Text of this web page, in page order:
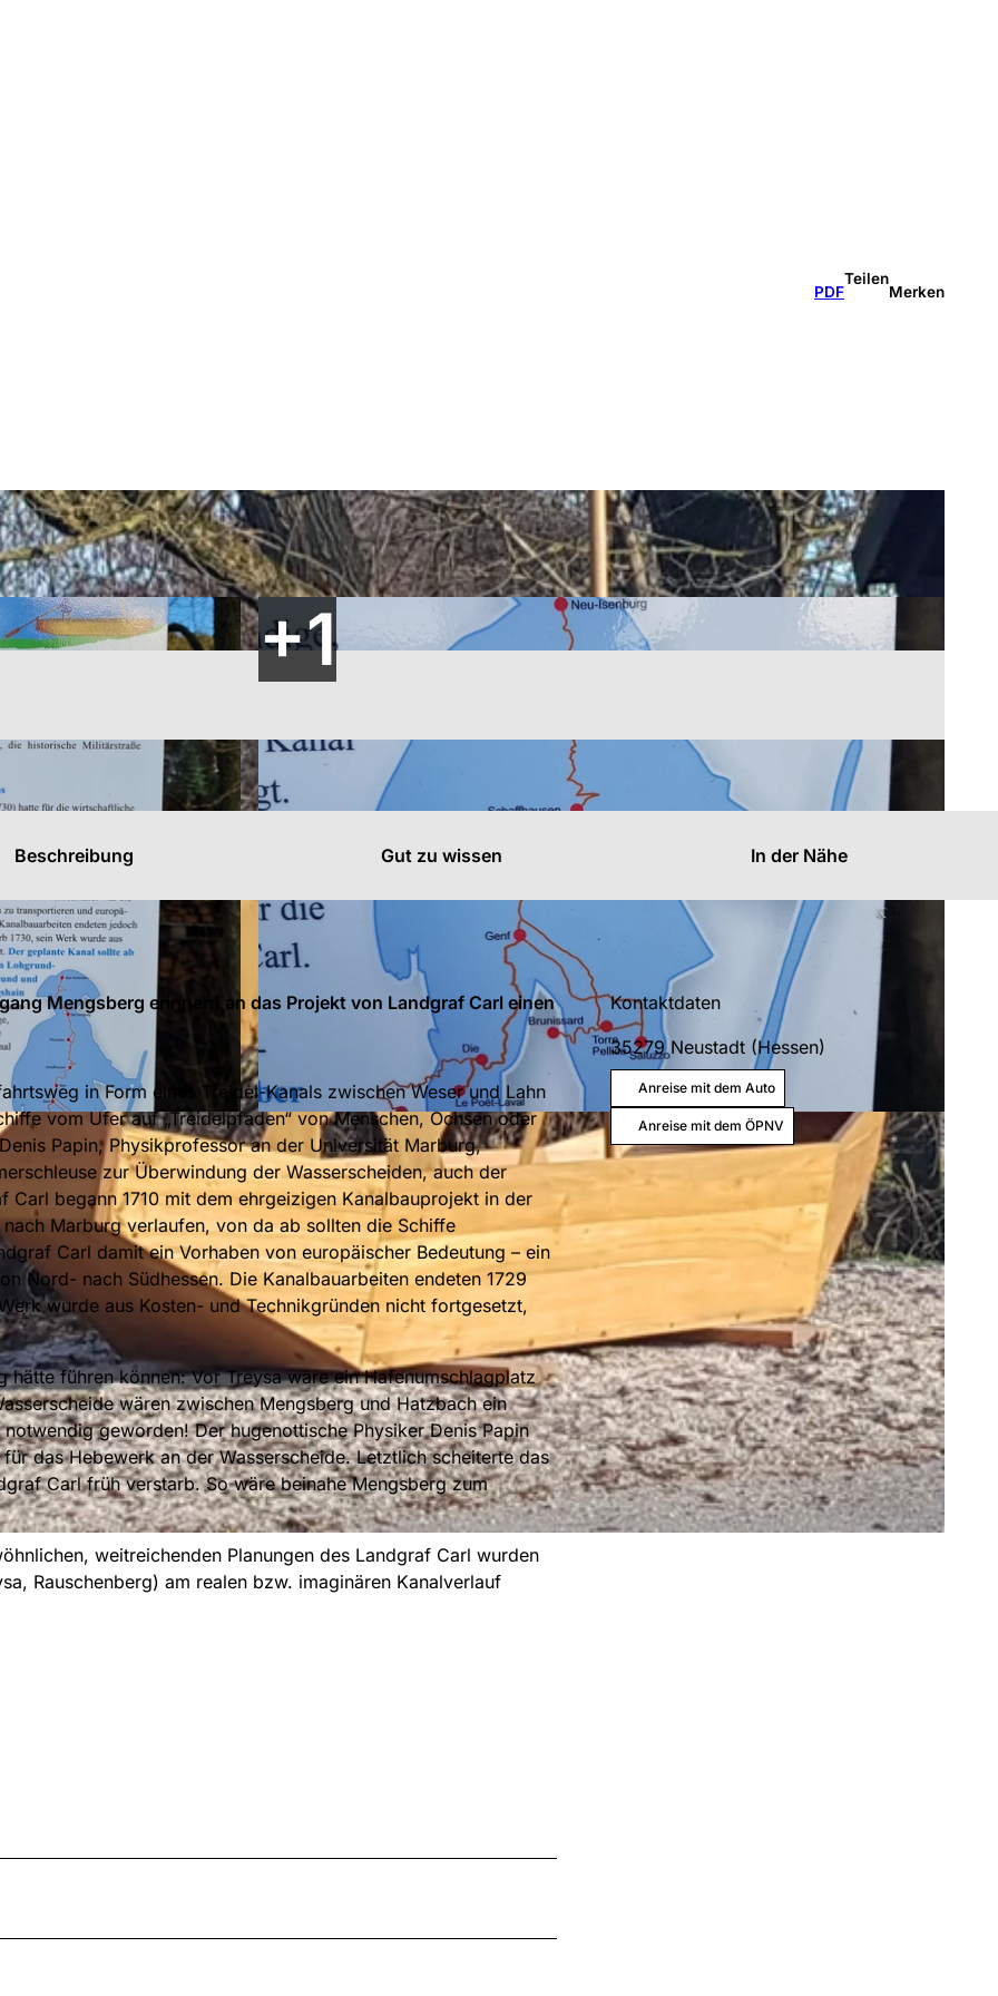
PDF
Teilen
Merken
© Heidrun Englisch
Beschreibung Gut zu wissen In der Nähe
Mengsberg erinnern an das Projekt von Landgraf Carl einen
in Form eines Treidel-Kanals zwischen Weser und Lahn
vom Ufer auf „Treidelpfaden“ von Menschen, Ochsen oder
Papin, Physikprofessor an der Universität Marburg,
zur Überwindung der Wasserscheiden, auch der
Carl begann 1710 mit dem ehrgeizigen Kanalbauprojekt in der
Marburg verlaufen, von da ab sollten die Schiffe
Carl damit ein Vorhaben von europäischer Bedeutung – ein
Nord- nach Südhessen. Die Kanalbauarbeiten endeten 1729
wurde aus Kosten- und Technikgründen nicht fortgesetzt,
hätte führen können: Vor Treysa wäre ein Hafenumschlagplatz
wären zwischen Mengsberg und Hatzbach ein
geworden! Der hugenottische Physiker Denis Papin
das Hebewerk an der Wasserscheide. Letztlich scheiterte das
Carl früh verstarb. So wäre beinahe Mengsberg zum
weitreichenden Planungen des Landgraf Carl wurden
Rauschenberg) am realen bzw. imaginären Kanalverlauf
Kontaktdaten
35279 Neustadt (Hessen)
Anreise mit dem Auto
Anreise mit dem ÖPNV